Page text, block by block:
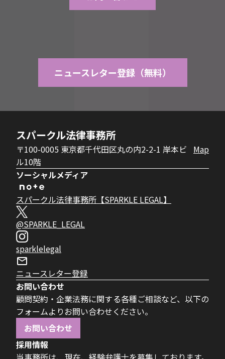
ニュースレター登録（無料）
スパークル法律事務所
〒100-0005 東京都千代田区丸の内2-2-1 岸本ビ
ル10階
Map
ソーシャルメディア
スパークル法律事務所【SPARKLE LEGAL】
@SPARKLE_LEGAL
sparklelegal
ニュースレター登録
お問い合わせ
顧問契約・企業法務に関する各種ご相談など、以下の
フォームよりお問い合わせください。
お問い合わせ
採用情報